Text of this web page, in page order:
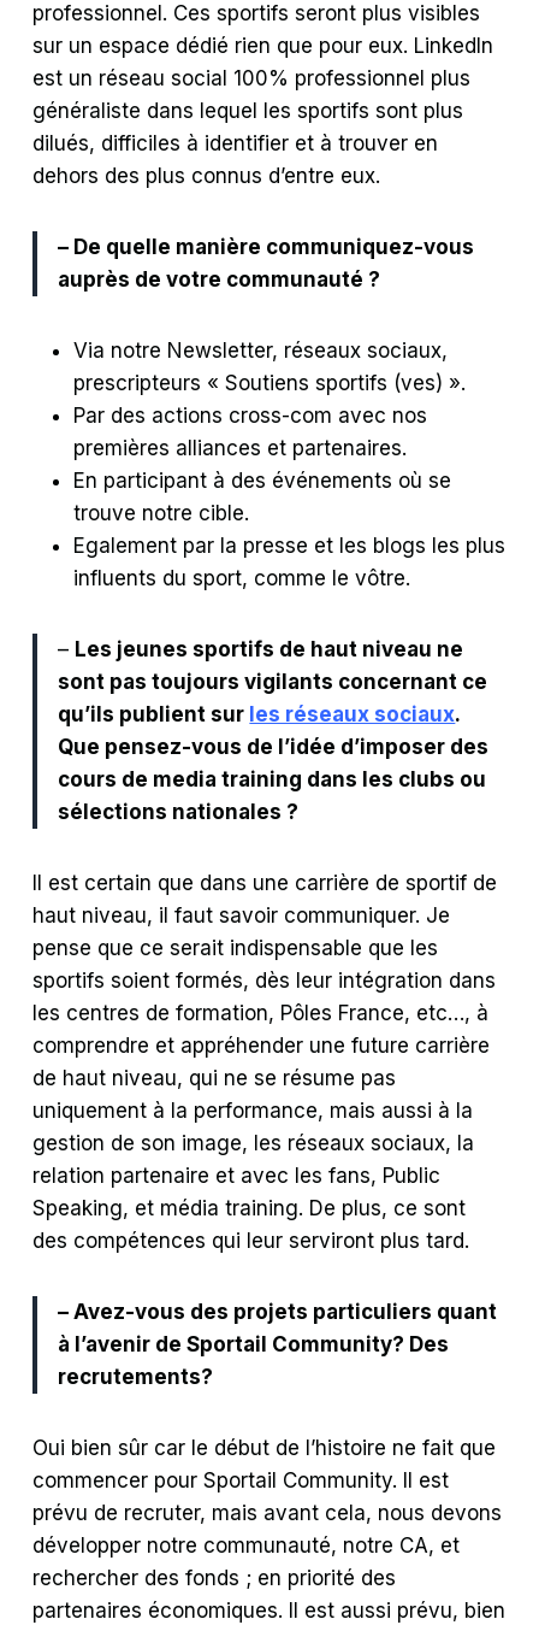
professionnel. Ces sportifs seront plus visibles
sur un espace dédié rien que pour eux. LinkedIn
est un réseau social 100% professionnel plus
généraliste dans lequel les sportifs sont plus
dilués, difficiles à identifier et à trouver en
dehors des plus connus d’entre eux.
– De quelle manière communiquez-vous
auprès de votre communauté ?
Via notre Newsletter, réseaux sociaux,
prescripteurs « Soutiens sportifs (ves) ».
Par des actions cross-com avec nos
premières alliances et partenaires.
En participant à des événements où se
trouve notre cible.
Egalement par la presse et les blogs les plus
influents du sport, comme le vôtre.
– Les jeunes sportifs de haut niveau ne
sont pas toujours vigilants concernant ce
qu’ils publient sur les réseaux sociaux.
Que pensez-vous de l’idée d’imposer des
cours de media training dans les clubs ou
sélections nationales ?
Il est certain que dans une carrière de sportif de
haut niveau, il faut savoir communiquer. Je
pense que ce serait indispensable que les
sportifs soient formés, dès leur intégration dans
les centres de formation, Pôles France, etc…, à
comprendre et appréhender une future carrière
de haut niveau, qui ne se résume pas
uniquement à la performance, mais aussi à la
gestion de son image, les réseaux sociaux, la
relation partenaire et avec les fans, Public
Speaking, et média training. De plus, ce sont
des compétences qui leur serviront plus tard.
– Avez-vous des projets particuliers quant
à l’avenir de Sportail Community? Des
recrutements?
Oui bien sûr car le début de l’histoire ne fait que
commencer pour Sportail Community. Il est
prévu de recruter, mais avant cela, nous devons
développer notre communauté, notre CA, et
rechercher des fonds ; en priorité des
partenaires économiques. Il est aussi prévu, bien